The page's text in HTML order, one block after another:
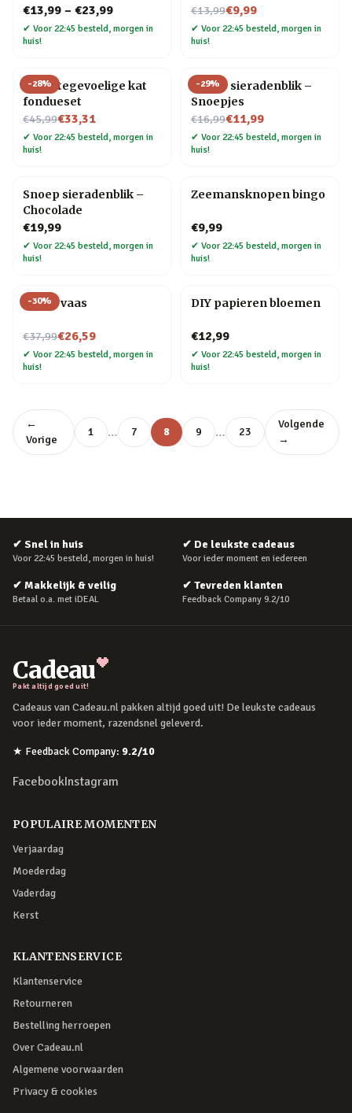
€13,99 – €23,99
✔ Voor 22:45 besteld, morgen in
huis!
€13,99
Nu voor€9,99
✔ Voor 22:45 besteld, morgen in
huis!
-28%
Warmtegevoelige kat
fondueset
€45,99
Nu voor€33,31
✔ Voor 22:45 besteld, morgen in
huis!
-29%
Snoep sieradenblik –
Snoepjes
€16,99
Nu voor€11,99
✔ Voor 22:45 besteld, morgen in
huis!
Snoep sieradenblik –
Chocolade
€19,99
✔ Voor 22:45 besteld, morgen in
huis!
Zeemansknopen bingo
€9,99
✔ Voor 22:45 besteld, morgen in
huis!
-30%
Donut vaas
€37,99
Nu voor€26,59
✔ Voor 22:45 besteld, morgen in
huis!
DIY papieren bloemen
€12,99
✔ Voor 22:45 besteld, morgen in
huis!
←
Vorige
1 … 7 8 9 … 23
Volgende
→
✔ Snel in huis
Voor 22:45 besteld, morgen in huis!
✔ De leukste cadeaus
Voor ieder moment en iedereen
✔ Makkelijk & veilig
Betaal o.a. met iDEAL
✔ Tevreden klanten
Feedback Company 9.2/10
Cadeau
Pakt altijd goed uit!
Cadeaus van Cadeau.nl pakken altijd goed uit! De leukste cadeaus
voor ieder moment, razendsnel geleverd.
★ Feedback Company: 9.2/10
FacebookInstagram
POPULAIRE MOMENTEN
Verjaardag
Moederdag
Vaderdag
Kerst
KLANTENSERVICE
Klantenservice
Retourneren
Bestelling herroepen
Over Cadeau.nl
Algemene voorwaarden
Privacy & cookies